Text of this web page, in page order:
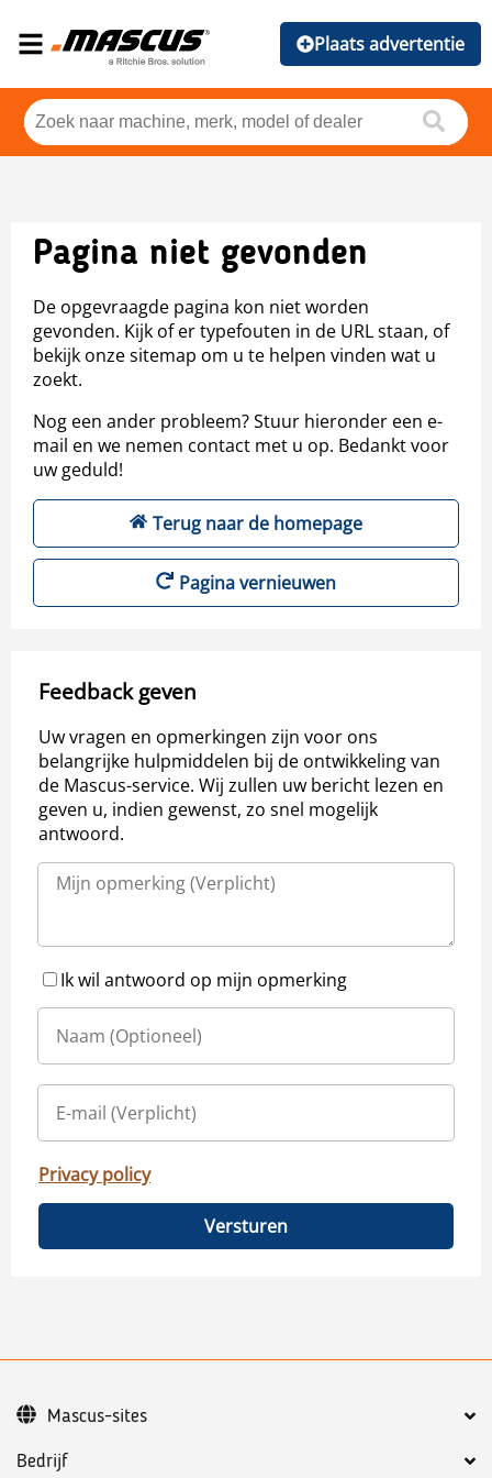
Plaats advertentie
Pagina niet gevonden
De opgevraagde pagina kon niet worden
gevonden. Kijk of er typefouten in de URL staan, of
bekijk onze sitemap om u te helpen vinden wat u
zoekt.
Nog een ander probleem? Stuur hieronder een e-
mail en we nemen contact met u op. Bedankt voor
uw geduld!
Terug naar de homepage
Pagina vernieuwen
Feedback geven
Uw vragen en opmerkingen zijn voor ons
belangrijke hulpmiddelen bij de ontwikkeling van
de Mascus-service. Wij zullen uw bericht lezen en
geven u, indien gewenst, zo snel mogelijk
antwoord.
Ik wil antwoord op mijn opmerking
Privacy policy
Versturen
Bedrijf
Mascus-sites